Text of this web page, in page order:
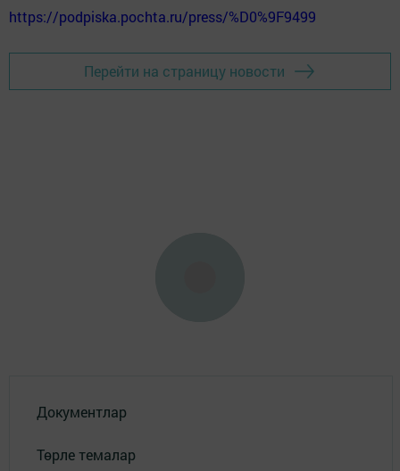
https://podpiska.pochta.ru/press/%D0%9F9499
Перейти на страницу новости
Документлар
Төрле темалар